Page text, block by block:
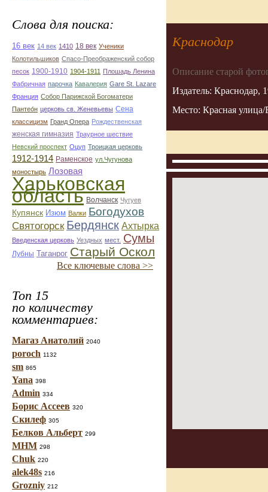
Слова для поиска:
16 век 14 век 1410 18 век Ученики
Колотильшиков Спасо-Преображенский собор
песок 1900-1910 1904-1911 Плошадь Ленина
Фабричная парочка Кавалерия Gare St. Lazare
Франция Собор Парижской Богоматери
Пантео́н церковь св. Женевьевы Сена
классицизм Гранд Опера Рождественская
женская гимназия Траурное шествие
Невский проспект Оцуп Троицкая церковь
1912-1914 Раменское ул.Чугунова
моностырь Лозовая
Харьковская
область Волчанск Чугуев
Купянск Изюм Валки Богодухов
Святогорск Бердянск Ахтырка
Введенская церковь Уездных мест. Сумы
Лубны Таганрог Старый Оскол
Все ключевые слова >>
Топ 15
по количеству
комментариев:
Магаз Анатолий 2040
poroch 1132
sm 865
Yana 398
Admin 334
Борис Ассеев 320
Скилеф 305
Белков Альберт 299
МНМ 298
Chuk 220
alek48s 216
Grozniy 212
Краснодар
Описание старой
Издатель: Краснодар,
Место: Красная